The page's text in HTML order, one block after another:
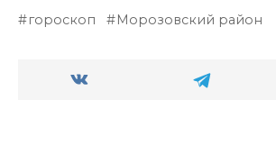
гороскоп Морозовский район